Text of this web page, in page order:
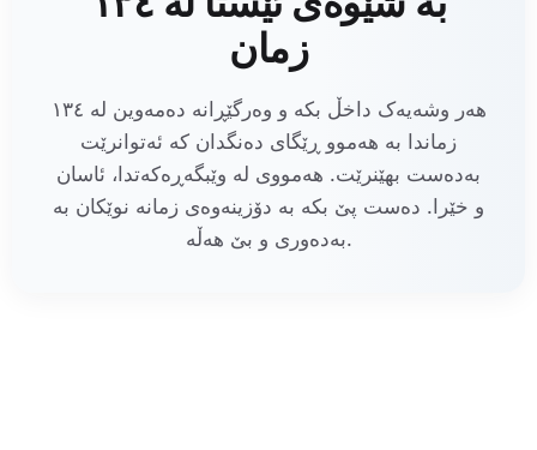
زمان
هەر وشەیەک داخڵ بکە و وەرگێڕانە دەمەوین لە ١٣٤
زماندا بە هەموو ڕێگای دەنگدان کە ئەتوانرێت
بەدەست بهێنرێت. هەمووی لە وێبگەڕەکەتدا، ئاسان
و خێرا. دەست پێ بکە بە دۆزینەوەی زمانە نوێکان بە
بەدەوری و بێ هەڵە.